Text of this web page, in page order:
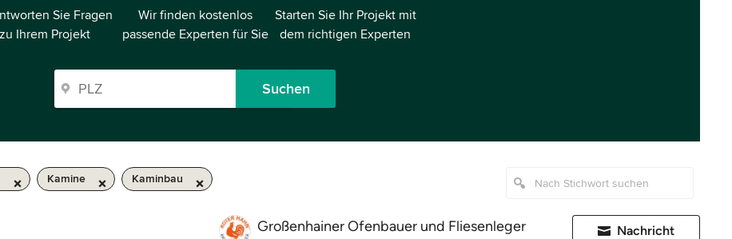
Sie Fragen
zu Ihrem Projekt
Wir finden kostenlos
passende Experten für Sie
Starten Sie Ihr Projekt mit
dem richtigen Experten
Suchen
Kamine Kaminbau
Großenhainer Ofenbauer und Fliesenleger
Nachricht